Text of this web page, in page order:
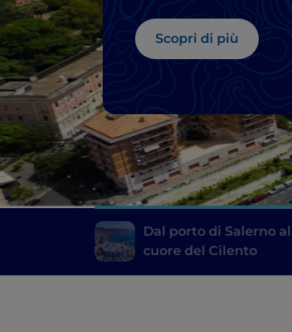
Scopri di più
Dal porto di Salerno al
cuore del Cilento